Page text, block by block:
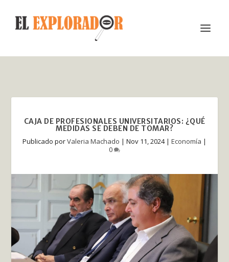
CAJA DE PROFESIONALES UNIVERSITARIOS: ¿QUÉ
MEDIDAS SE DEBEN DE TOMAR?
Publicado porValeria Machado | Nov 11, 2024| Economía |
0